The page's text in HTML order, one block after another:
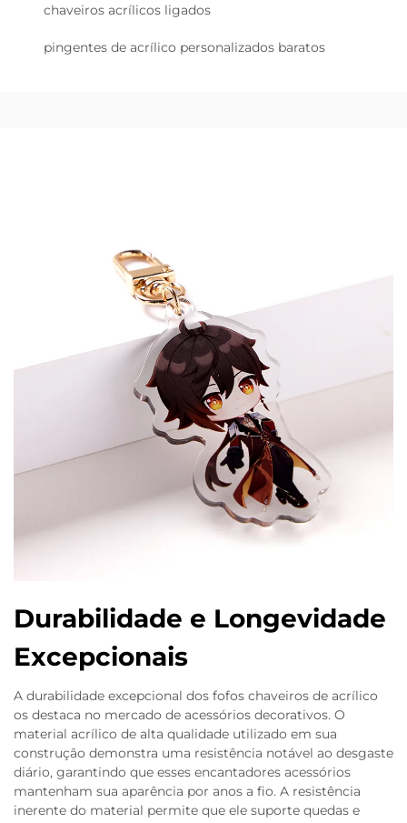
chaveiros acrílicos ligados
pingentes de acrílico personalizados baratos
Durabilidade e Longevidade
Excepcionais
A durabilidade excepcional dos fofos chaveiros de acrílico
os destaca no mercado de acessórios decorativos. O
material acrílico de alta qualidade utilizado em sua
construção demonstra uma resistência notável ao desgaste
diário, garantindo que esses encantadores acessórios
mantenham sua aparência por anos a fio. A resistência
inerente do material permite que ele suporte quedas e